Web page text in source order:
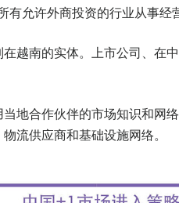
有允许外商投资的行业从事经
越南的实体。上市公司、在
地合作伙伴的市场知识和网
流供应商和基础设施网络。